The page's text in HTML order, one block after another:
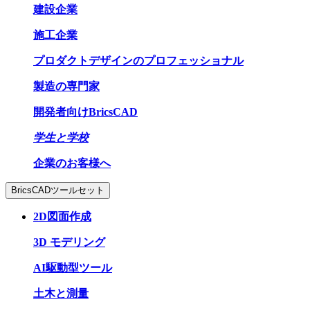
建設企業
施工企業
プロダクトデザインのプロフェッショナル
製造の専門家
開発者向けBricsCAD
学生と学校
企業のお客様へ
BricsCADツールセット
2D図面作成
3D モデリング
AI駆動型ツール
土木と測量